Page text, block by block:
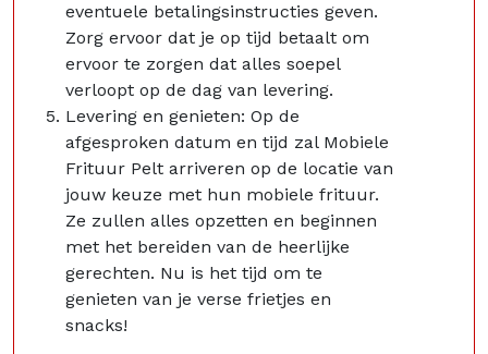
eventuele betalingsinstructies geven.
Zorg ervoor dat je op tijd betaalt om
ervoor te zorgen dat alles soepel
verloopt op de dag van levering.
Levering en genieten: Op de
afgesproken datum en tijd zal Mobiele
Frituur Pelt arriveren op de locatie van
jouw keuze met hun mobiele frituur.
Ze zullen alles opzetten en beginnen
met het bereiden van de heerlijke
gerechten. Nu is het tijd om te
genieten van je verse frietjes en
snacks!